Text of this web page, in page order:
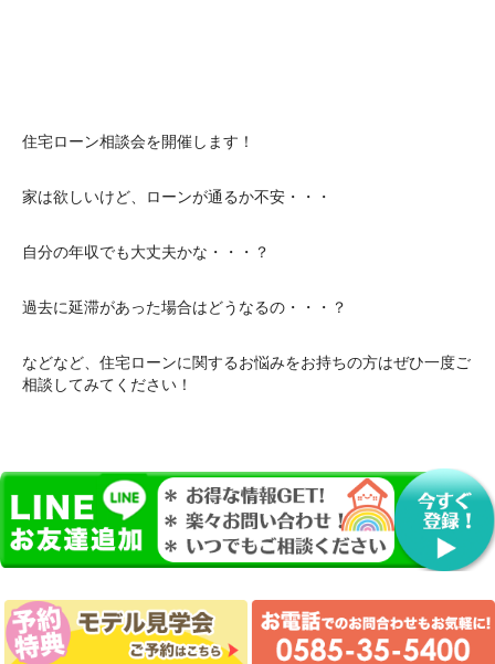
住宅ローン相談会を開催します！
家は欲しいけど、ローンが通るか不安・・・
自分の年収でも大丈夫かな・・・？
過去に延滞があった場合はどうなるの・・・？
などなど、住宅ローンに関するお悩みをお持ちの方はぜひ一度ご
相談してみてください！